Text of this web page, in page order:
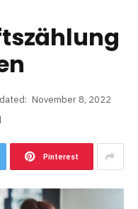
November 8, 2022
Pinterest